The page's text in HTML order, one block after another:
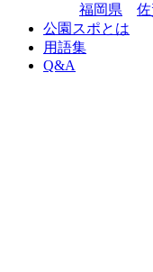
福岡県
公園スポとは
用語集
Q&A